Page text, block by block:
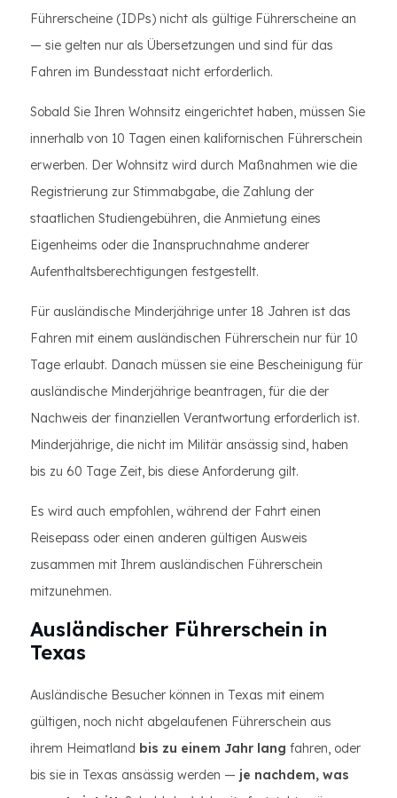
Führerscheine (IDPs) nicht als gültige Führerscheine an
— sie gelten nur als Übersetzungen und sind für das
Fahren im Bundesstaat nicht erforderlich.
Sobald Sie Ihren Wohnsitz eingerichtet haben, müssen Sie
innerhalb von 10 Tagen einen kalifornischen Führerschein
erwerben. Der Wohnsitz wird durch Maßnahmen wie die
Registrierung zur Stimmabgabe, die Zahlung der
staatlichen Studiengebühren, die Anmietung eines
Eigenheims oder die Inanspruchnahme anderer
Aufenthaltsberechtigungen festgestellt.
Für ausländische Minderjährige unter 18 Jahren ist das
Fahren mit einem ausländischen Führerschein nur für 10
Tage erlaubt. Danach müssen sie eine Bescheinigung für
ausländische Minderjährige beantragen, für die der
Nachweis der finanziellen Verantwortung erforderlich ist.
Minderjährige, die nicht im Militär ansässig sind, haben
bis zu 60 Tage Zeit, bis diese Anforderung gilt.
Es wird auch empfohlen, während der Fahrt einen
Reisepass oder einen anderen gültigen Ausweis
zusammen mit Ihrem ausländischen Führerschein
mitzunehmen.
Ausländischer Führerschein in
Texas
Ausländische Besucher können in Texas mit einem
gültigen, noch nicht abgelaufenen Führerschein aus
ihrem Heimatland bis zu einem Jahr lang fahren, oder
bis sie in Texas ansässig werden — je nachdem, was